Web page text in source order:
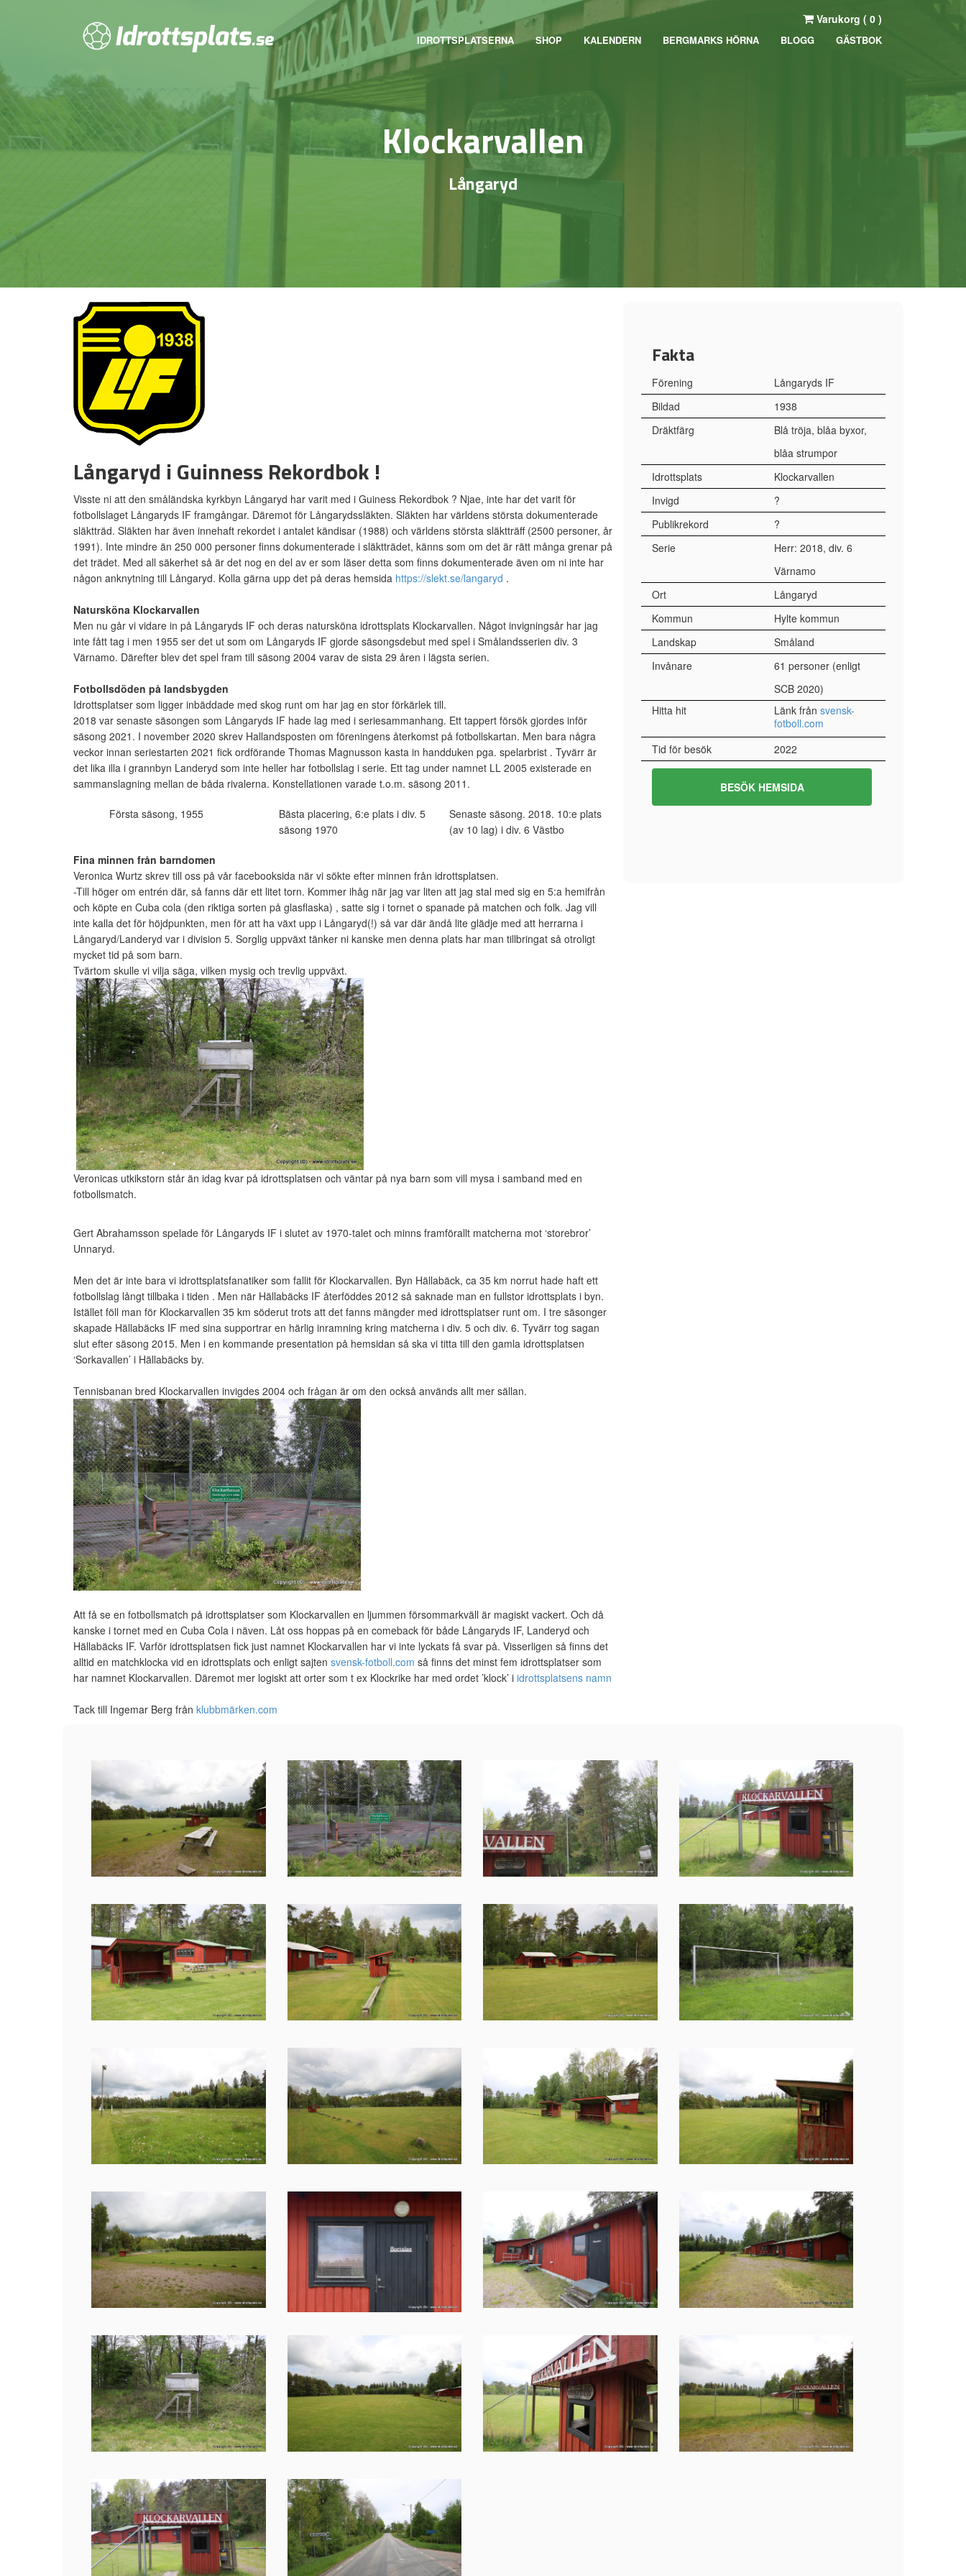
IDROTTSPLATSERNA SHOP KALENDERN BERGMARKS HÖRNA BLOGG GÄSTBOK
Varukorg ( 0 )
Klockarvallen
Långaryd
Långaryd i Guinness Rekordbok !
Visste ni att den småländska kyrkbyn Långaryd har varit med i Guiness Rekordbok ? Njae, inte har det varit för
fotbollslaget Långaryds IF framgångar. Däremot för Långarydssläkten. Släkten har världens största dokumenterade
släktträd. Släkten har även innehaft rekordet i antalet kändisar (1988) och världens största släktträff (2500 personer, år
1991). Inte mindre än 250 000 personer finns dokumenterade i släktträdet, känns som om det är rätt många grenar på
det trädet. Med all säkerhet så är det nog en del av er som läser detta som finns dokumenterade även om ni inte har
någon anknytning till Långaryd. Kolla gärna upp det på deras hemsida https://slekt.se/langaryd .
Natursköna Klockarvallen
Men nu går vi vidare in på Långaryds IF och deras natursköna idrottsplats Klockarvallen. Något invigningsår har jag
inte fått tag i men 1955 ser det ut som om Långaryds IF gjorde säsongsdebut med spel i Smålandsserien div. 3
Värnamo. Därefter blev det spel fram till säsong 2004 varav de sista 29 åren i lägsta serien.
Fotbollsdöden på landsbygden
Idrottsplatser som ligger inbäddade med skog runt om har jag en stor förkärlek till.
2018 var senaste säsongen som Långaryds IF hade lag med i seriesammanhang. Ett tappert försök gjordes inför
säsong 2021. I november 2020 skrev Hallandsposten om föreningens återkomst på fotbollskartan. Men bara några
veckor innan seriestarten 2021 fick ordförande Thomas Magnusson kasta in handduken pga. spelarbrist . Tyvärr är
det lika illa i grannbyn Landeryd som inte heller har fotbollslag i serie. Ett tag under namnet LL 2005 existerade en
sammanslagning mellan de båda rivalerna. Konstellationen varade t.o.m. säsong 2011.
Första säsong, 1955
Bästa placering, 6:e plats i div. 5
säsong 1970
Senaste säsong. 2018. 10:e plats
(av 10 lag) i div. 6 Västbo
Fina minnen från barndomen
Veronica Wurtz skrev till oss på vår facebooksida när vi sökte efter minnen från idrottsplatsen.
-Till höger om entrén där, så fanns där ett litet torn. Kommer ihåg när jag var liten att jag stal med sig en 5:a hemifrån
och köpte en Cuba cola (den riktiga sorten på glasflaska) , satte sig i tornet o spanade på matchen och folk. Jag vill
inte kalla det för höjdpunkten, men för att ha växt upp i Långaryd(!) så var där ändå lite glädje med att herrarna i
Långaryd/Landeryd var i division 5. Sorglig uppväxt tänker ni kanske men denna plats har man tillbringat så otroligt
mycket tid på som barn.
Tvärtom skulle vi vilja säga, vilken mysig och trevlig uppväxt.
Veronicas utkikstorn står än idag kvar på idrottsplatsen och väntar på nya barn som vill mysa i samband med en
fotbollsmatch.
Gert Abrahamsson spelade för Långaryds IF i slutet av 1970-talet och minns framförallt matcherna mot ‘storebror’
Unnaryd.
Men det är inte bara vi idrottsplatsfanatiker som fallit för Klockarvallen. Byn Hällabäck, ca 35 km norrut hade haft ett
fotbollslag långt tillbaka i tiden . Men när Hällabäcks IF återföddes 2012 så saknade man en fullstor idrottsplats i byn.
Istället föll man för Klockarvallen 35 km söderut trots att det fanns mängder med idrottsplatser runt om. I tre säsonger
skapade Hällabäcks IF med sina supportrar en härlig inramning kring matcherna i div. 5 och div. 6. Tyvärr tog sagan
slut efter säsong 2015. Men i en kommande presentation på hemsidan så ska vi titta till den gamla idrottsplatsen
‘Sorkavallen’ i Hällabäcks by.
Tennisbanan bred Klockarvallen invigdes 2004 och frågan är om den också används allt mer sällan.
Att få se en fotbollsmatch på idrottsplatser som Klockarvallen en ljummen försommarkväll är magiskt vackert. Och då
kanske i tornet med en Cuba Cola i näven. Låt oss hoppas på en comeback för både Långaryds IF, Landeryd och
Hällabäcks IF. Varför idrottsplatsen fick just namnet Klockarvallen har vi inte lyckats få svar på. Visserligen så finns det
alltid en matchklocka vid en idrottsplats och enligt sajten svensk-fotboll.com så finns det minst fem idrottsplatser som
har namnet Klockarvallen. Däremot mer logiskt att orter som t ex Klockrike har med ordet ’klock’ i idrottsplatsens namn
Tack till Ingemar Berg från klubbmärken.com
Fakta
Förening
Långaryds IF
Bildad
1938
Dräktfärg
Blå tröja, blåa byxor,
blåa strumpor
Idrottsplats
Klockarvallen
Invigd
?
Publikrekord
?
Serie
Herr: 2018, div. 6
Värnamo
Ort
Långaryd
Kommun
Hylte kommun
Landskap
Småland
Invånare
61 personer (enligt
SCB 2020)
Hitta hit
Länk från svensk-
fotboll.com
Tid för besök
2022
BESÖK HEMSIDA